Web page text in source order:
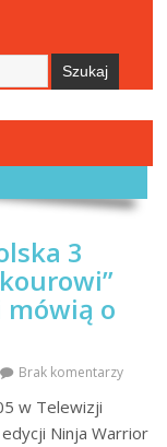
3
o
Brak komentarzy
w Telewizji
Ninja Warrior